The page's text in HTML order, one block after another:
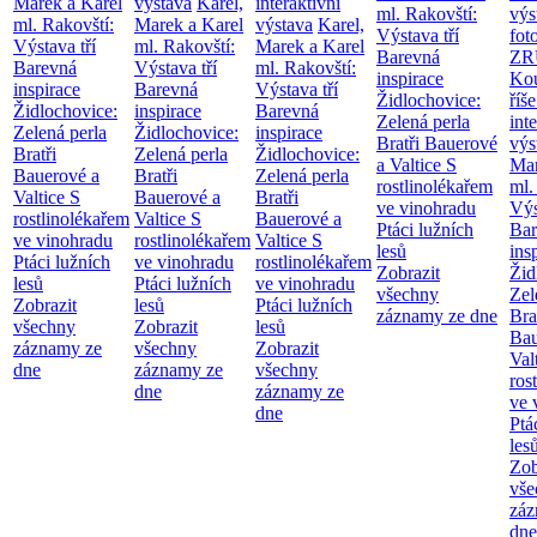
ml. Rakovští:
Výstava tří
Barevná
inspirace
Židlochovice:
Zelená perla
Bratři
Bauerové a
Valtice S
rostlinolékařem
ve vinohradu
Ptáci lužních
lesů
Zobrazit
všechny
záznamy ze
dne
Marek a Karel
ml. Rakovští:
Výstava tří
Barevná
inspirace
Židlochovice:
Zelená perla
Bratři
Bauerové a
Valtice S
rostlinolékařem
ve vinohradu
Ptáci lužních
lesů
Zobrazit
všechny
záznamy ze
dne
výstava Karel,
Marek a Karel
ml. Rakovští:
Výstava tří
Barevná
inspirace
Židlochovice:
Zelená perla
Bratři
Bauerové a
Valtice S
rostlinolékařem
ve vinohradu
Ptáci lužních
lesů
Zobrazit
všechny
záznamy ze
dne
ml. Rakovští:
Výstava tří
Barevná
inspirace
Židlochovice:
Zelená perla
Bratři Bauerové
a Valtice S
rostlinolékařem
ve vinohradu
Ptáci lužních
lesů
Zobrazit
všechny
záznamy ze dne
ml.
ve
dne